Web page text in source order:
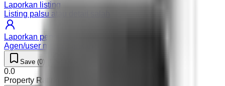
Laporkan listing
Listing palsu atau detail salah
Laporkan pengguna
Agen/user mencurigakan
Save (0)
0.0
Property Rating (